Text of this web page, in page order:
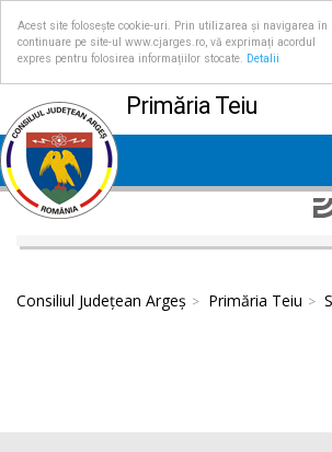
Acest site folosește cookie-uri. Prin utilizarea și navigarea în
continuare pe site-ul www.cjarges.ro, vă exprimați acordul
expres pentru folosirea informațiilor stocate.
Detalii
Primăria Teiu
Consiliul Județean Argeș Primăria Teiu